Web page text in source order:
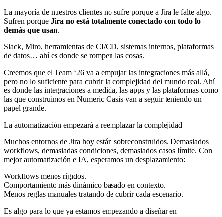
La mayoría de nuestros clientes no sufre porque a Jira le falte algo.
Sufren porque Jira no está totalmente conectado con todo lo
demás que usan.
Slack, Miro, herramientas de CI/CD, sistemas internos, plataformas
de datos… ahí es donde se rompen las cosas.
Creemos que el Team ‘26 va a empujar las integraciones más allá,
pero no lo suficiente para cubrir la complejidad del mundo real. Ahí
es donde las integraciones a medida, las apps y las plataformas como
las que construimos en Numeric Oasis van a seguir teniendo un
papel grande.
La automatización empezará a reemplazar la complejidad
Muchos entornos de Jira hoy están sobreconstruidos. Demasiados
workflows, demasiadas condiciones, demasiados casos límite. Con
mejor automatización e IA, esperamos un desplazamiento:
Workflows menos rígidos.
Comportamiento más dinámico basado en contexto.
Menos reglas manuales tratando de cubrir cada escenario.
Es algo para lo que ya estamos empezando a diseñar en